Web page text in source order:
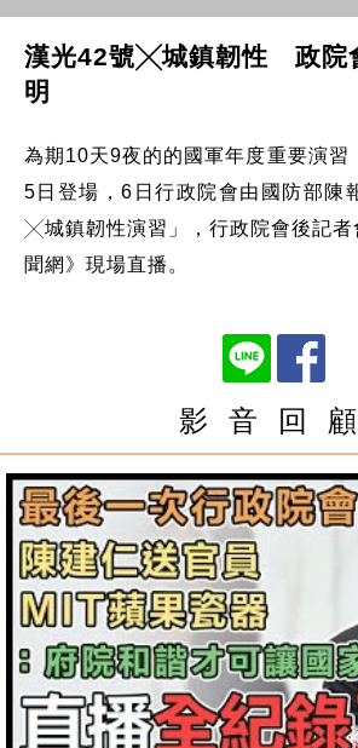
漢光42號╳城鎮韌性 政院
明
為期10天9夜的的國軍年度重要演習
5日登場，6日行政院會由國防部陳
╳城鎮韌性演習」，行政院會後記者
聞網》現場直播。
影 音 回 顧